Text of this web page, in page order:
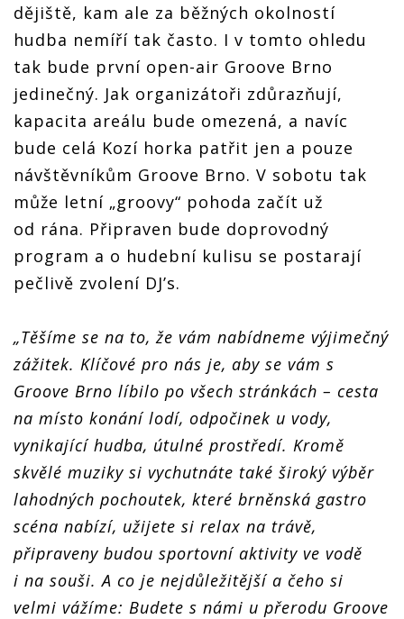
dějiště, kam ale za běžných okolností
hudba nemíří tak často. I v tomto ohledu
tak bude první open-air Groove Brno
jedinečný. Jak organizátoři zdůrazňují,
kapacita areálu bude omezená, a navíc
bude celá Kozí horka patřit jen a pouze
návštěvníkům Groove Brno. V sobotu tak
může letní „groovy“ pohoda začít už
od rána. Připraven bude doprovodný
program a o hudební kulisu se postarají
pečlivě zvolení DJ’s.
„Těšíme se na to, že vám nabídneme výjimečný
zážitek. Klíčové pro nás je, aby se vám s
Groove Brno líbilo po všech stránkách – cesta
na místo konání lodí, odpočinek u vody,
vynikající hudba, útulné prostředí. Kromě
skvělé muziky si vychutnáte také široký výběr
lahodných pochoutek, které brněnská gastro
scéna nabízí, užijete si relax na trávě,
připraveny budou sportovní aktivity ve vodě
i na souši. A co je nejdůležitější a čeho si
velmi vážíme: Budete s námi u přerodu Groove